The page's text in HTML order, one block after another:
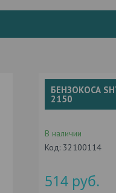
БЕНЗОКОСА
2150
В наличии
Код: 32100114
514 руб.